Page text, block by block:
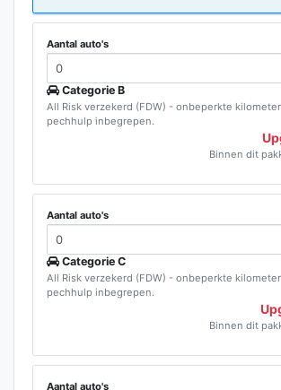
Aantal auto's
Categorie B
All Risk verzekerd (FDW) - onbeperkte
pechhulp inbegrepen.
Binnen dit
Aantal auto's
Categorie C
All Risk verzekerd (FDW) - onbeperkte
pechhulp inbegrepen.
Binnen dit
Aantal auto's